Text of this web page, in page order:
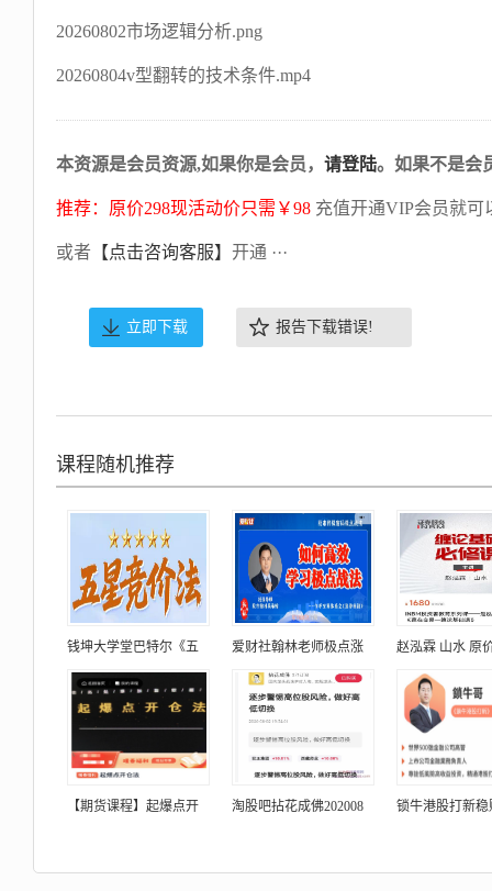
20260802市场逻辑分析.png
20260804v型翻转的技术条件.mp4
本资源是会员资源,如果你是会员， 请登陆。如果不是会
推荐：原价298现活动价只需￥98 充值开通VIP会员就可
或者 【点击咨询客服】 开通 ···
立即下载 报告下载错误!
课程随机推荐
钱坤大学堂巴特尔《五 爱财社翰林老师极点涨 赵泓霖 山水 原
【期货课程】起爆点开 淘股吧拈花成佛202008 锁牛港股打新稳